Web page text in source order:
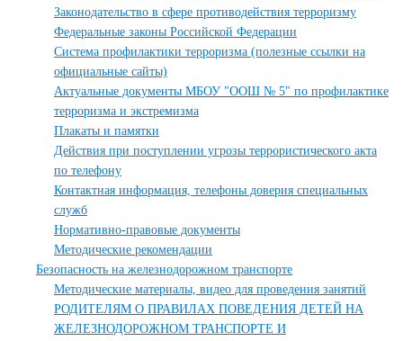
Законодательство в сфере противодействия терроризму
Федеральные законы Российской Федерации
Система профилактики терроризма (полезные ссылки на
официальные сайты)
Актуальные документы МБОУ "ООШ № 5" по профилактике
терроризма и экстремизма
Плакаты и памятки
Действия при поступлении угрозы террористического акта
по телефону
Контактная информация, телефоны доверия специальных
служб
Нормативно-правовые документы
Методические рекомендации
Безопасность на железнодорожном транспорте
Методические материалы, видео для проведения занятий
РОДИТЕЛЯМ О ПРАВИЛАХ ПОВЕДЕНИЯ ДЕТЕЙ НА
ЖЕЛЕЗНОДОРОЖНОМ ТРАНСПОРТЕ И